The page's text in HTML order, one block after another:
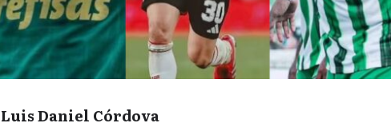
Luis Daniel Córdova